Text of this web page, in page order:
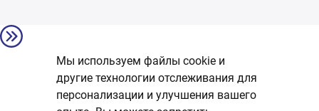
Мы используем файлы cookie и
другие технологии отслеживания для
персонализации и улучшения вашего